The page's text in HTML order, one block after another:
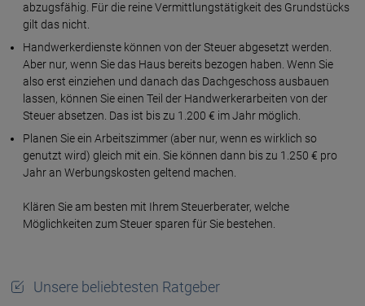
abzugsfähig. Für die reine Vermittlungstätigkeit des Grundstücks
gilt das nicht.
Handwerkerdienste können von der Steuer abgesetzt werden.
Aber nur, wenn Sie das Haus bereits bezogen haben. Wenn Sie
also erst einziehen und danach das Dachgeschoss ausbauen
lassen, können Sie einen Teil der Handwerkerarbeiten von der
Steuer absetzen. Das ist bis zu 1.200 € im Jahr möglich.
Planen Sie ein Arbeitszimmer (aber nur, wenn es wirklich so
genutzt wird) gleich mit ein. Sie können dann bis zu 1.250 € pro
Jahr an Werbungskosten geltend machen.
Klären Sie am besten mit Ihrem Steuerberater, welche
Möglichkeiten zum Steuer sparen für Sie bestehen.
Unsere beliebtesten Ratgeber